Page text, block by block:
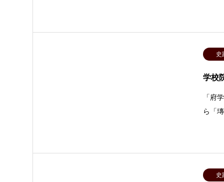
史
学校
「府
ら「
史